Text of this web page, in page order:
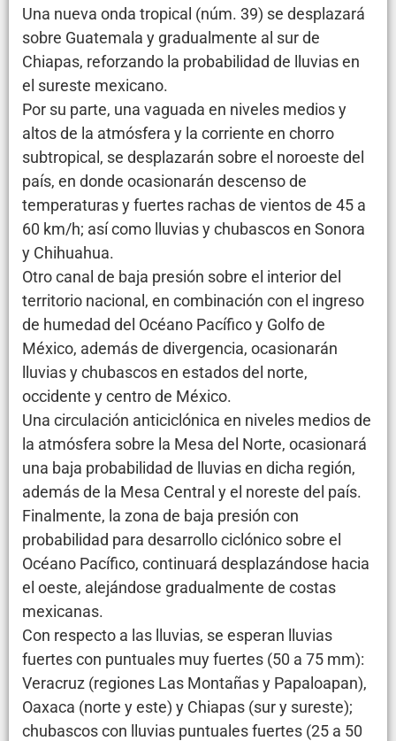
Una nueva onda tropical (núm. 39) se desplazará
sobre Guatemala y gradualmente al sur de
Chiapas, reforzando la probabilidad de lluvias en
el sureste mexicano.
Por su parte, una vaguada en niveles medios y
altos de la atmósfera y la corriente en chorro
subtropical, se desplazarán sobre el noroeste del
país, en donde ocasionarán descenso de
temperaturas y fuertes rachas de vientos de 45 a
60 km/h; así como lluvias y chubascos en Sonora
y Chihuahua.
Otro canal de baja presión sobre el interior del
territorio nacional, en combinación con el ingreso
de humedad del Océano Pacífico y Golfo de
México, además de divergencia, ocasionarán
lluvias y chubascos en estados del norte,
occidente y centro de México.
Una circulación anticiclónica en niveles medios de
la atmósfera sobre la Mesa del Norte, ocasionará
una baja probabilidad de lluvias en dicha región,
además de la Mesa Central y el noreste del país.
Finalmente, la zona de baja presión con
probabilidad para desarrollo ciclónico sobre el
Océano Pacífico, continuará desplazándose hacia
el oeste, alejándose gradualmente de costas
mexicanas.
Con respecto a las lluvias, se esperan lluvias
fuertes con puntuales muy fuertes (50 a 75 mm):
Veracruz (regiones Las Montañas y Papaloapan),
Oaxaca (norte y este) y Chiapas (sur y sureste);
chubascos con lluvias puntuales fuertes (25 a 50